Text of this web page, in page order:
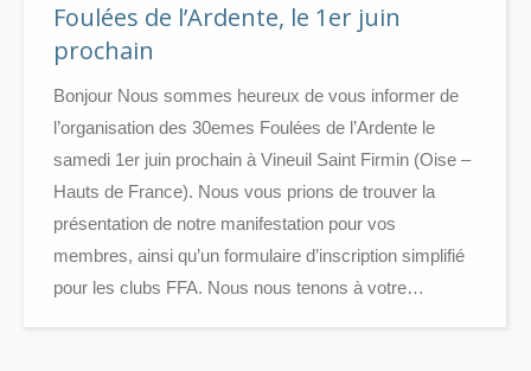
Foulées de l’Ardente, le 1er juin
prochain
Bonjour Nous sommes heureux de vous informer de
l’organisation des 30emes Foulées de l’Ardente le
samedi 1er juin prochain à Vineuil Saint Firmin (Oise –
Hauts de France). Nous vous prions de trouver la
présentation de notre manifestation pour vos
membres, ainsi qu’un formulaire d’inscription simplifié
pour les clubs FFA. Nous nous tenons à votre…